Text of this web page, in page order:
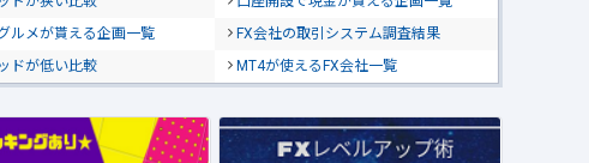
ルメが貰える企画一覧
FX会社の取引システム調査結果
ドが低い比較
MT4が使えるFX会社一覧